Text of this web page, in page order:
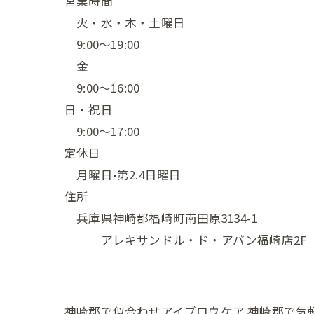
火・水・木・土曜日
9:00〜19:00
金
9:00〜16:00
日・祝日
9:00〜17:00
定休日
月曜日•第2.4日曜日
住所
兵庫県神崎郡福崎町南田原3134-1
アレキサンドル・ド・アバン福崎店2F